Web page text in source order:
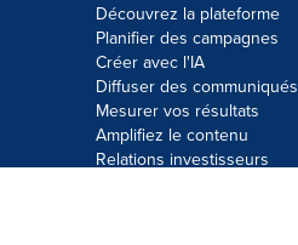
Découvrez la plateforme
Planifier des campagnes
Créer avec l'IA
Diffuser des communiqués
Mesurer vos résultats
Amplifiez le contenu
Relations investisseurs